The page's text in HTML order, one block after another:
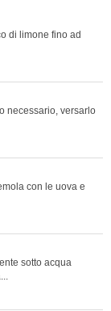
di limone fino ad
necessario, versarlo
con le uova e
sotto acqua